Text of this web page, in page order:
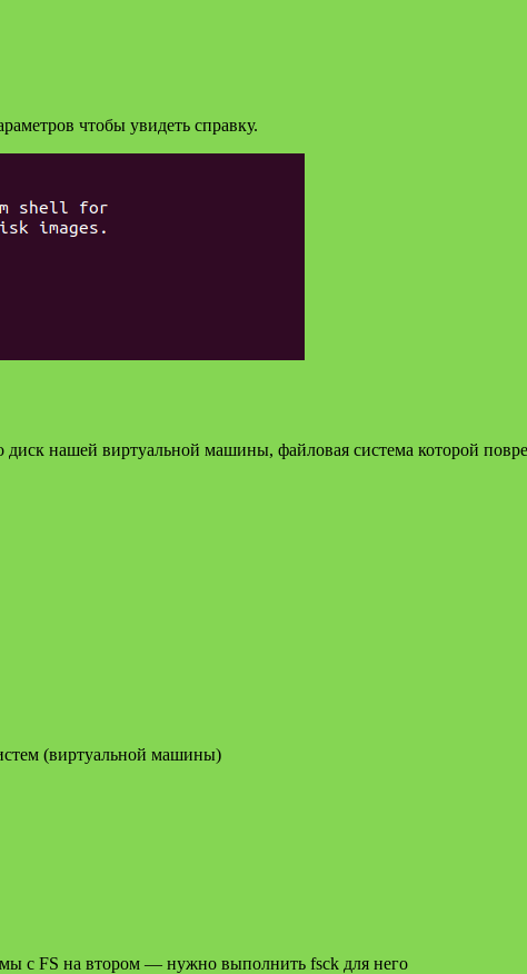
чтобы увидеть справку.
диск нашей виртуальной машины, файловая система которой
(виртуальной машины)
с FS на втором — нужно выполнить fsck для него